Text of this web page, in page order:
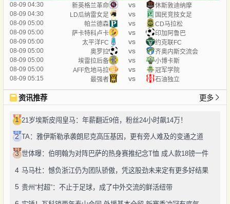
08-09 04:30 新英格兰革命 vs
休斯敦迪纳摩
08-09 04:30
LD瓜纳雷女足 vs
国民竞技女足
08-09 05:00
帕兰德森 vs
CD马拉松
08-09 05:00
萨卡特科卢卡 vs
印加阿鲁巴
08-09 05:00
太平洋FC vs
约克联FC
08-09 05:00
奥罗拉 vs
齐奥内斯交流会
08-09 05:00
埃雷拉后备 vs
小博卡斯
08-09 05:00
AFF危地马拉 vs
冠军学院
08-09 05:15
最强者 vs 石油独立
资讯推荐 更多
1 21岁埃斯皮闯皇马：年薪翻近9倍，粉丝24小时飙14万！
2 TA：雅伊斯勒承袭朗尼克高压基因，更有旁人难及的变通之道
3 世体曝：伯明翰为对阵巴萨的热身赛推纪念T恤 成人款18镑一件
4 马马杜：憾负浙江仍为团队骄傲，凭这股劲未来定有更多好结果
5 贵州“村超”：不止于足球，成了中外交流的鲜活纽带